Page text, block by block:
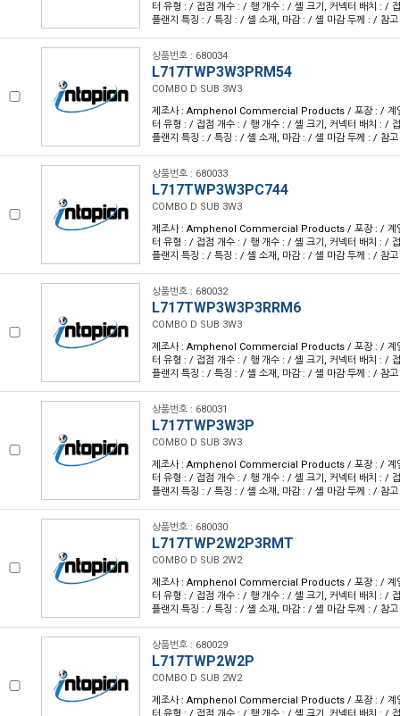
터 유형 : / 접점 개수 : / 행 개수 : / 셸 크기, 커넥터 배치 : /
플랜지 특징 : / 특징 : / 셸 소재, 마감 : / 셸 마감 두께 : / 참
상품번호 : 680034
L717TWP3W3PRM54
COMBO D SUB 3W3
제조사 : Amphenol Commercial Products / 포장 : / 계
터 유형 : / 접점 개수 : / 행 개수 : / 셸 크기, 커넥터 배치 : /
플랜지 특징 : / 특징 : / 셸 소재, 마감 : / 셸 마감 두께 : / 참
상품번호 : 680033
L717TWP3W3PC744
COMBO D SUB 3W3
제조사 : Amphenol Commercial Products / 포장 : / 계
터 유형 : / 접점 개수 : / 행 개수 : / 셸 크기, 커넥터 배치 : /
플랜지 특징 : / 특징 : / 셸 소재, 마감 : / 셸 마감 두께 : / 참
상품번호 : 680032
L717TWP3W3P3RRM6
COMBO D SUB 3W3
제조사 : Amphenol Commercial Products / 포장 : / 계
터 유형 : / 접점 개수 : / 행 개수 : / 셸 크기, 커넥터 배치 : /
플랜지 특징 : / 특징 : / 셸 소재, 마감 : / 셸 마감 두께 : / 참
상품번호 : 680031
L717TWP3W3P
COMBO D SUB 3W3
제조사 : Amphenol Commercial Products / 포장 : / 계
터 유형 : / 접점 개수 : / 행 개수 : / 셸 크기, 커넥터 배치 : /
플랜지 특징 : / 특징 : / 셸 소재, 마감 : / 셸 마감 두께 : / 참
상품번호 : 680030
L717TWP2W2P3RMT
COMBO D SUB 2W2
제조사 : Amphenol Commercial Products / 포장 : / 계
터 유형 : / 접점 개수 : / 행 개수 : / 셸 크기, 커넥터 배치 : /
플랜지 특징 : / 특징 : / 셸 소재, 마감 : / 셸 마감 두께 : / 참
상품번호 : 680029
L717TWP2W2P
COMBO D SUB 2W2
제조사 : Amphenol Commercial Products / 포장 : / 계